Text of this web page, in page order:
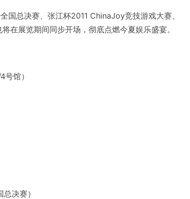
总决赛、张江杯2011 ChinaJoy竞技游戏大赛、
在展览期间同步开场，彻底点燃今夏娱乐盛宴。
馆）
决赛）